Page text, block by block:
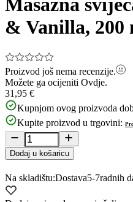
Masažna
& Vanilla, 200
Proizvod još nema recenzije.
Možete ga ocijeniti Ovdje.
31,95 €
Kupnjom ovog proizvoda
Kupite proizvod u trgovini:
Dodaj u košaricu
Na skladištu:Dostava5-7radnih